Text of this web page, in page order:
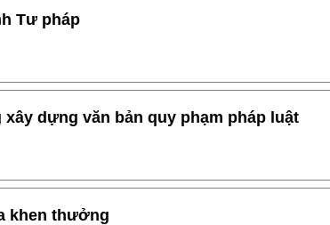
Tư pháp
dựng văn bản quy phạm pháp luật
khen thưởng